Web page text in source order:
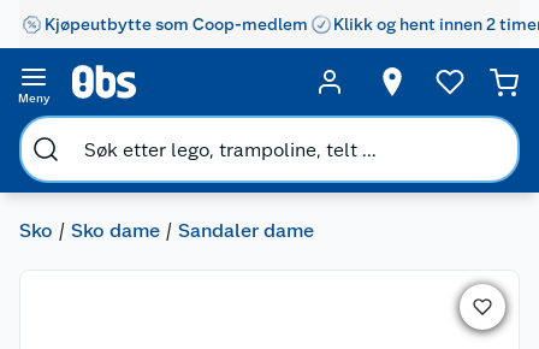
Kjøpeutbytte som Coop-medlem Klikk og hent innen 2
Meny
Sko Sko dame Sandaler dame